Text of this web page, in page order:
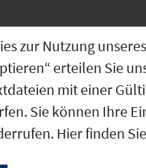
zur Nutzung
erteilen Sie
mit einer
Sie können Ihre
Hier finden